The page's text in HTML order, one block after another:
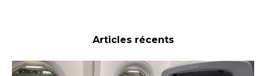
Articles récents